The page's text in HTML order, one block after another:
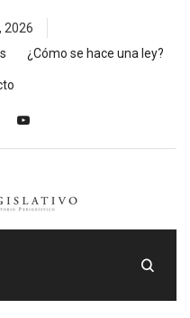
2026
¿Cómo se hace una ley?